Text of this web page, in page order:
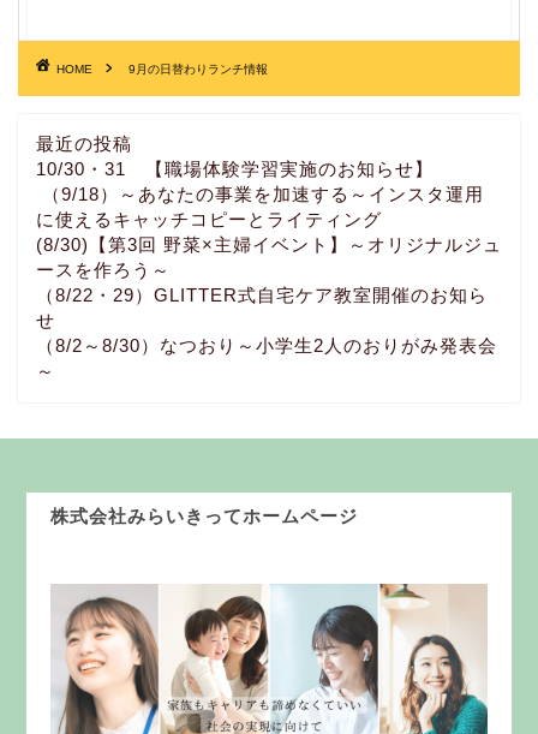
HOME 9月の日替わりランチ情報
最近の投稿
10/30・31 【職場体験学習実施のお知らせ】
（9/18）～あなたの事業を加速する～インスタ運用
に使えるキャッチコピーとライティング
(8/30)【第3回 野菜×主婦イベント】～オリジナルジュ
ースを作ろう～
（8/22・29）GLITTER式自宅ケア教室開催のお知ら
せ
（8/2～8/30）なつおり～小学生2人のおりがみ発表会
～
株式会社みらいきってホームページ